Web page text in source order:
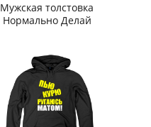
Мужская толстовка
Нормально Делай